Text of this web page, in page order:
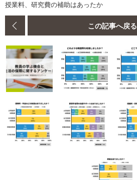
授業料、研究費の補助はあったか
この記事へ戻る